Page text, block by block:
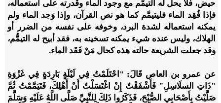
حيض، فلا يحل له التيمُّم مع وجود الماء وقدرته على استعماله،
فإذا فُقِد الماء فليتيمَّم كما هو نص القرآن، وإذا وَجد الماء ولم
يمكنه استعماله لشدة البرد، وخوفه على نفسه من الضرر أو
الهلاك، وليس عنده شيء يمكنه تسخينه به، فقد أبيح له التيمُّم،
وقد جعلت الشريعة حالته هذه كحال مَنْ فَقَد الماء.
عن عمرو بن العاص قَالَ: "احْتَلَمْتُ فِي لَيْلَةٍ بَارِدَةٍ فِي غَزْوَةِ
"ذَاتِ السلَاسِلِ" فَأَشْفَقْتُ إِنْ اغْتَسَلْتُ أَنْ أَهْلِكَ، فَتَيَمَّمْتُ ثُمَّ
صَلَّيْتُ بِأَصْحَابِي الصُّبْحَ، فَذَكَرُوا ذَلِكَ لِلنَّبِيِّ صَلَّى اللَّهُ عَلَيْهِ وَسَلَّمَ